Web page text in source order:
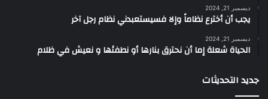
ديسمبر 21, 2024
يجب أن أخترع نظاماً وإلا فسيستعبدني نظام رجل آخر
ديسمبر 21, 2024
الحياة شعلة إما أن نحترق بنارها أو نطفئها و نعيش في ظلام
جديد التحديثات